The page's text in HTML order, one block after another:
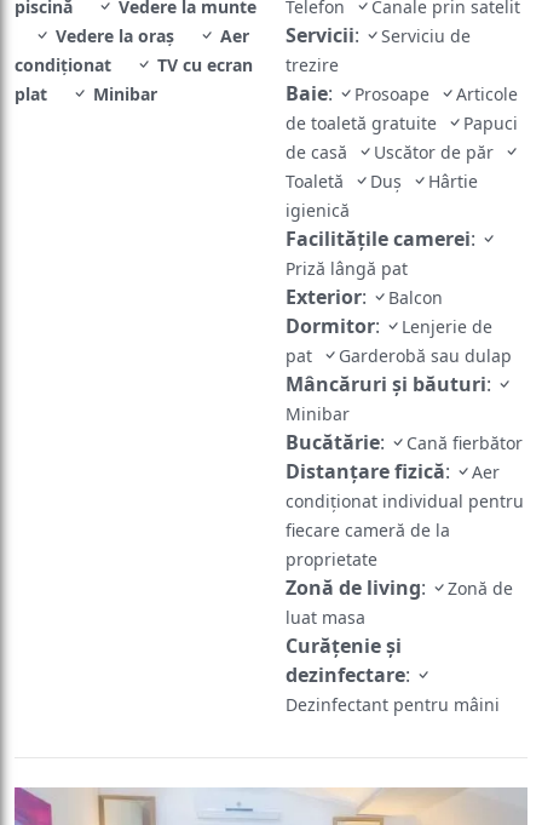
piscină
Vedere la munte
Vedere la oraș
Aer
condiţionat
TV cu ecran
plat
Minibar
Telefon Canale prin satelit
Servicii:
Serviciu de
trezire
Baie: Prosoape
Articole
de toaletă gratuite
Papuci
de casă
Uscător de păr
Toaletă
Duş
Hârtie
igienică
Facilităţile camerei:
Priză lângă pat
Exterior: Balcon
Dormitor:
Lenjerie de
pat
Garderobă sau dulap
Mâncăruri și băuturi:
Minibar
Bucătărie: Cană fierbător
Distanțare fizică:
Aer
condiționat individual pentru
fiecare cameră de la
proprietate
Zonă de living:
Zonă de
luat masa
Curățenie și
dezinfectare:
Dezinfectant pentru mâini